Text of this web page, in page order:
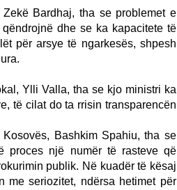
Bardhaj, tha se problemet e
dhe se ka kapacitete të
për arsye të ngarkesës, shpesh
Ylli Valla, tha se kjo ministri ka
të cilat do ta rrisin transparencën
Bashkim Spahiu, tha se
proces një numër të rasteve që
publik. Në kuadër të kësaj
me seriozitet, ndërsa hetimet për